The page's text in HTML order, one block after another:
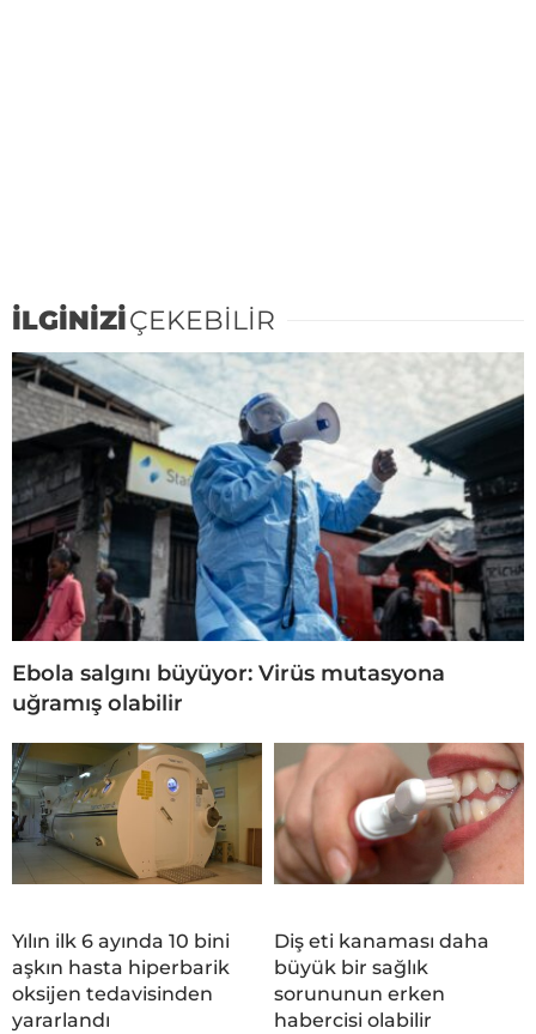
İLGİNİZİÇEKEBİLİR
Ebola salgını büyüyor: Virüs mutasyona
uğramış olabilir
Yılın ilk 6 ayında 10 bini
aşkın hasta hiperbarik
oksijen tedavisinden
yararlandı
Diş eti kanaması daha
büyük bir sağlık
sorununun erken
habercisi olabilir